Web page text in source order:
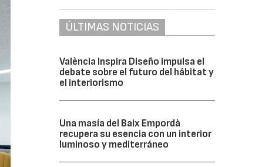
ÚLTIMAS NOTICIAS
València Inspira Diseño impulsa el
debate sobre el futuro del hábitat y
el interiorismo
Una masía del Baix Empordà
recupera su esencia con un interior
luminoso y mediterráneo